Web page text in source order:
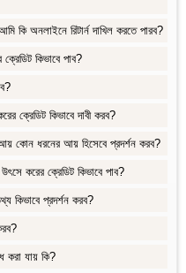
অনলাইনে রিটার্ন দাখিল করতে পারব?
কিভাবে পাব?
ক্রেডিট কিভাবে দাবী করব?
আয় কোন ধরনের আয় হিসেবে প্রদর্শন করব?
করের ক্রেডিট কিভাবে পাব?
কিভাবে প্রদর্শন করব?
করা যায় কি?